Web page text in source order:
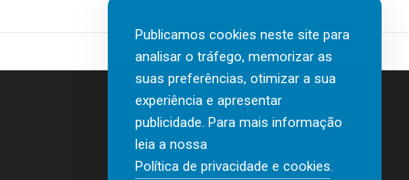
Contactos
Política de privacidade e cookies
Publicamos cookies neste site para
analisar o tráfego, memorizar as
suas preferências, otimizar a sua
experiência e apresentar
publicidade. Para mais informação
leia a nossa
Política de privacidade e cookies.